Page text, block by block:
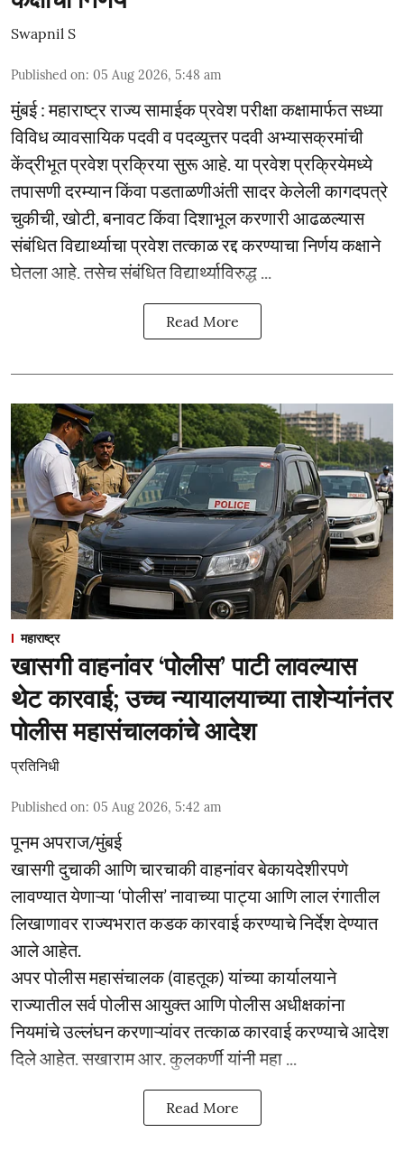
Swapnil S
Published on: 05 Aug 2026, 5:48 am
मुंबई : महाराष्ट्र राज्य सामाईक प्रवेश परीक्षा कक्षामार्फत सध्या
विविध व्यावसायिक पदवी व पदव्युत्तर पदवी अभ्यासक्रमांची
केंद्रीभूत प्रवेश प्रक्रिया सुरू आहे. या प्रवेश प्रक्रियेमध्ये
तपासणी दरम्यान किंवा पडताळणीअंती सादर केलेली कागदपत्रे
चुकीची, खोटी, बनावट किंवा दिशाभूल करणारी आढळल्यास
संबंधित विद्यार्थ्याचा प्रवेश तत्काळ रद्द करण्याचा निर्णय कक्षाने
घेतला आहे. तसेच संबंधित विद्यार्थ्याविरुद्ध ...
Read More
महाराष्ट्र
खासगी वाहनांवर ‘पोलीस’ पाटी लावल्यास
थेट कारवाई; उच्च न्यायालयाच्या ताशेऱ्यांनंतर
पोलीस महासंचालकांचे आदेश
प्रतिनिधी
Published on: 05 Aug 2026, 5:42 am
पूनम अपराज/मुंबई
खासगी दुचाकी आणि चारचाकी वाहनांवर बेकायदेशीरपणे
लावण्यात येणाऱ्या ‘पोलीस’ नावाच्या पाट्या आणि लाल रंगातील
लिखाणावर राज्यभरात कडक कारवाई करण्याचे निर्देश देण्यात
आले आहेत.
अपर पोलीस महासंचालक (वाहतूक) यांच्या कार्यालयाने
राज्यातील सर्व पोलीस आयुक्त आणि पोलीस अधीक्षकांना
नियमांचे उल्लंघन करणाऱ्यांवर तत्काळ कारवाई करण्याचे आदेश
दिले आहेत. सखाराम आर. कुलकर्णी यांनी महा ...
Read More